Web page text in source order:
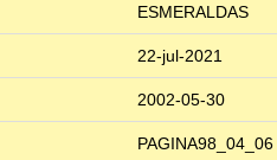
ESMERALDAS
22-jul-2021
2002-05-30
PAGINA98_04_06